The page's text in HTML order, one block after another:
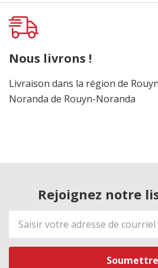
Nous livrons !
Livraison dans la région de
Noranda de Rouyn-Noranda
Rejoignez notre
Adresse
de
courriel